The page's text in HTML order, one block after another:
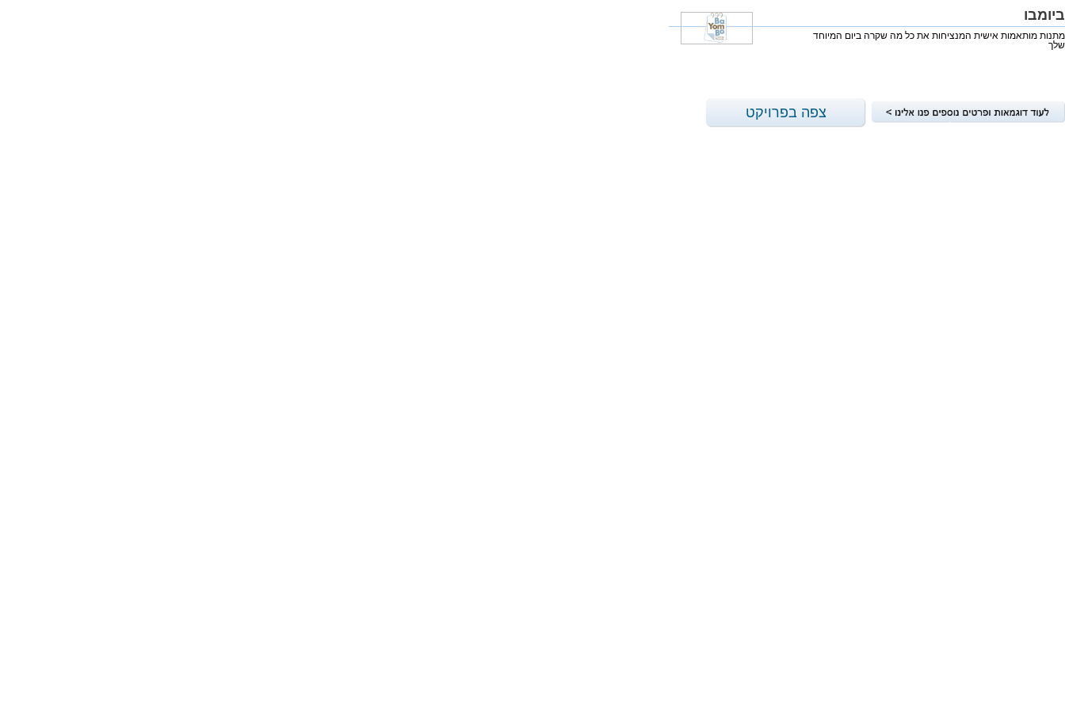
ביומבו
מתנות מותאמות אישית המנציחות את כל מה שקרה ביום המיוחד
שלך
צפה בפרויקט